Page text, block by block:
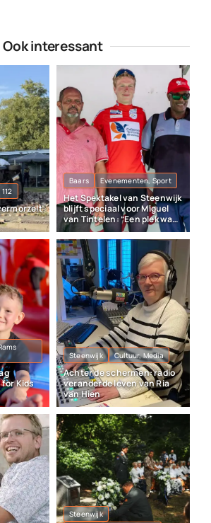
Ook interessant
Baars Evenementen, Sport
Het Spektakel van Steenwijk
blijft speciaal voor Miguel
van Tintelen: “Een plek waar
veel herinneringen liggen”
for Kids
Steenwijk Cultuur, Media
Achter de schermen: radio
veranderde leven van Ria
van Hien
Steenwijk